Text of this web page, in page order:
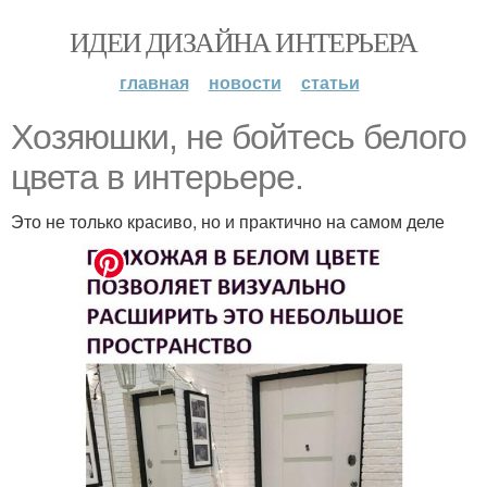
ИДЕИ ДИЗАЙНА ИНТЕРЬЕРА
главная новости статьи
Хозяюшки, не бойтесь белого
цвета в интерьере.
Это не только красиво, но и практично на самом деле